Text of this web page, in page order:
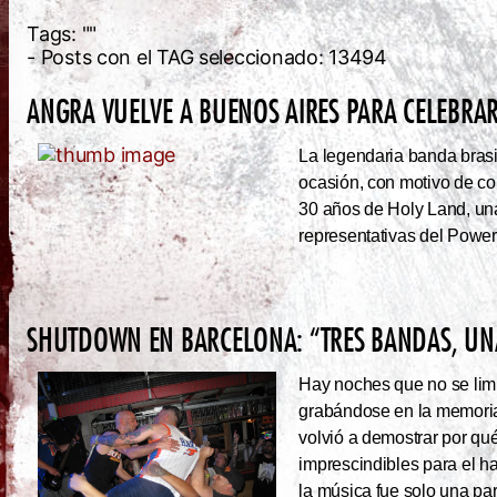
Tags: ""
- Posts con el TAG seleccionado: 13494
ANGRA VUELVE A BUENOS AIRES PARA
La legendaria banda
ocasión, con motivo de
30 años de Holy Land,
representativas del
SHUTDOWN EN BARCELONA: “TRES BANDAS,
Hay noches que no se
grabándose en la
volvió a demostrar por
imprescindibles para el
la música fue solo una